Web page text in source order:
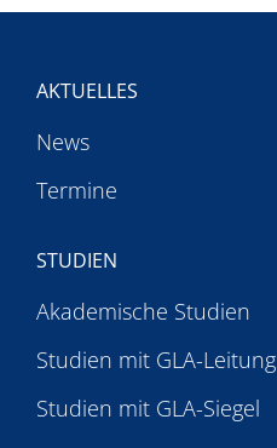
AKTUELLES
News
Termine
STUDIEN
Akademische Studien
Studien mit GLA-Leitung
Studien mit GLA-Siegel